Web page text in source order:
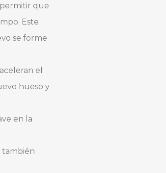
que
Este
se forme
el
hueso y
en la
también